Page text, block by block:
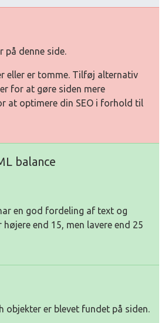
på denne side.
eller er tomme. Tilføj alternativ
for at gøre siden mere
at optimere din SEO i forhold til
balance
en god fordeling af text og
højere end 15, men lavere end 25
objekter er blevet fundet på siden.